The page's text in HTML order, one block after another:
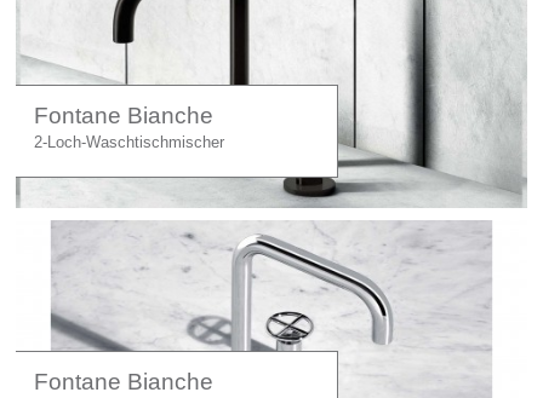
Fontane Bianche
2-Loch-Waschtischmischer
Fontane Bianche